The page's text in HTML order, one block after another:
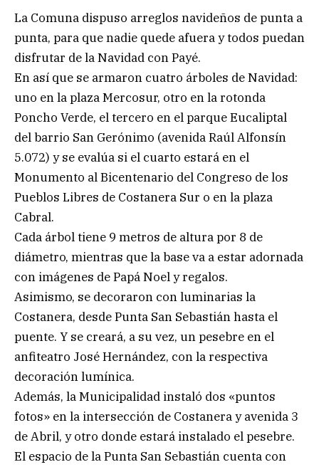
La Comuna dispuso arreglos navideños de punta a
punta, para que nadie quede afuera y todos puedan
disfrutar de la Navidad con Payé.
En así que se armaron cuatro árboles de Navidad:
uno en la plaza Mercosur, otro en la rotonda
Poncho Verde, el tercero en el parque Eucaliptal
del barrio San Gerónimo (avenida Raúl Alfonsín
5.072) y se evalúa si el cuarto estará en el
Monumento al Bicentenario del Congreso de los
Pueblos Libres de Costanera Sur o en la plaza
Cabral.
Cada árbol tiene 9 metros de altura por 8 de
diámetro, mientras que la base va a estar adornada
con imágenes de Papá Noel y regalos.
Asimismo, se decoraron con luminarias la
Costanera, desde Punta San Sebastián hasta el
puente. Y se creará, a su vez, un pesebre en el
anfiteatro José Hernández, con la respectiva
decoración lumínica.
Además, la Municipalidad instaló dos «puntos
fotos» en la intersección de Costanera y avenida 3
de Abril, y otro donde estará instalado el pesebre.
El espacio de la Punta San Sebastián cuenta con